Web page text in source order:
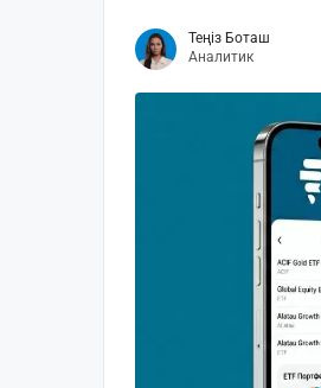
Теңіз Боташ
Аналитик